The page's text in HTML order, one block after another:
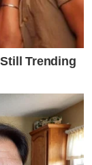
Trending